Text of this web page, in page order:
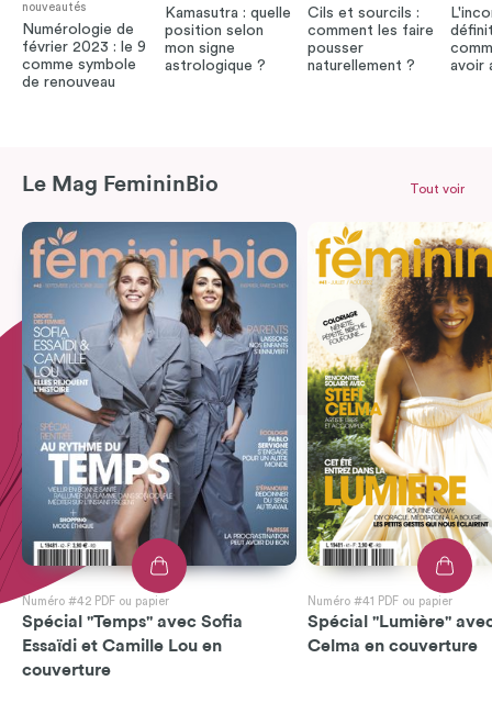
nouveautés
Numérologie de
février 2023 : le 9
comme symbole
de renouveau
Kamasutra : quelle
position selon
mon signe
astrologique ?
Cils et sourcils :
comment les faire
pousser
naturellement ?
avoir
Le Mag FemininBio
Numéro #42 PDF ou papier
Spécial "Temps" avec Sofia
Essaïdi et Camille Lou en
couverture
Numéro #41 PDF ou papier
Spécial "Lumière"
Celma en couverture
Tout voir